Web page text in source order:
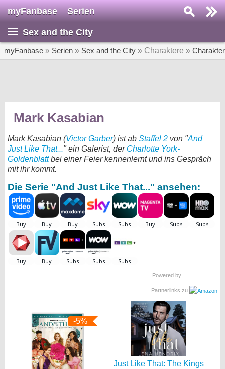
myFanbase Serien
Sex and the City
myFanbase » Serien » Sex and the City » Charaktere »
Mark Kasabian
Mark Kasabian (Victor Garber) ist ab Staffel 2 von "And
Just Like That..." ein Galerist, der Charlotte York-
Goldenblattbei einer Feier kennenlernt und ins Gespräch
mit ihr kommt.
Die Serie "And Just Like That..." ansehen:
Powered by
Partnerlinks zu
-5%
Just Like That: The Kings
Serie suchen...
SERIEN
KULTUR
Specials
Gewinnspiele
Forum
bei X
bei Facebook
Nutzungsbedingungen
Datenschutz
Cookie-Einstellungen